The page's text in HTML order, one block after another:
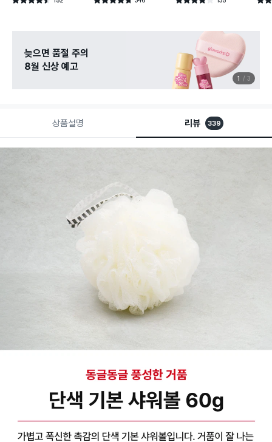
건 작성 건 작성 건 작성
늦으면 품절 주의
8월 신상 예고
1 3
상품설명 리뷰 339